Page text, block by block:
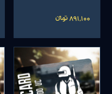
891,100 تومانءءء